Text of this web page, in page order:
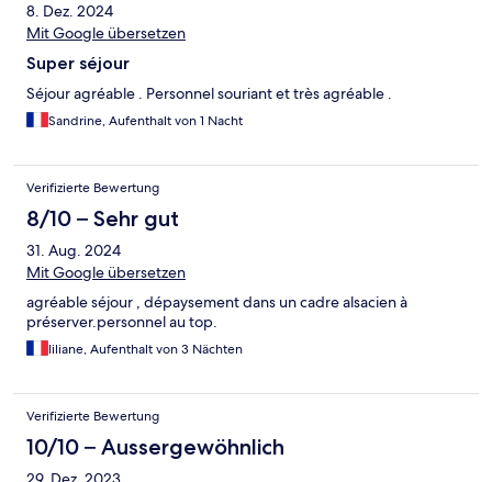
8. Dez. 2024
Mit Google übersetzen
Super séjour
Séjour agréable . Personnel souriant et très agréable .
Sandrine, Aufenthalt von 1 Nacht
Verifizierte Bewertung
8/10 – Sehr gut
31. Aug. 2024
Mit Google übersetzen
agréable séjour , dépaysement dans un cadre alsacien à
préserver.personnel au top.
liliane, Aufenthalt von 3 Nächten
Verifizierte Bewertung
10/10 – Aussergewöhnlich